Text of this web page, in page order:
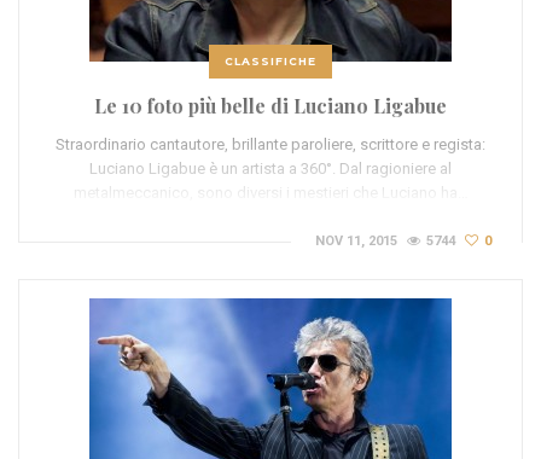
CLASSIFICHE
Le 10 foto più belle di Luciano Ligabue
Straordinario cantautore, brillante paroliere, scrittore e regista:
Luciano Ligabue è un artista a 360°. Dal ragioniere al
metalmeccanico, sono diversi i mestieri che Luciano ha…
NOV 11, 2015 5744 0